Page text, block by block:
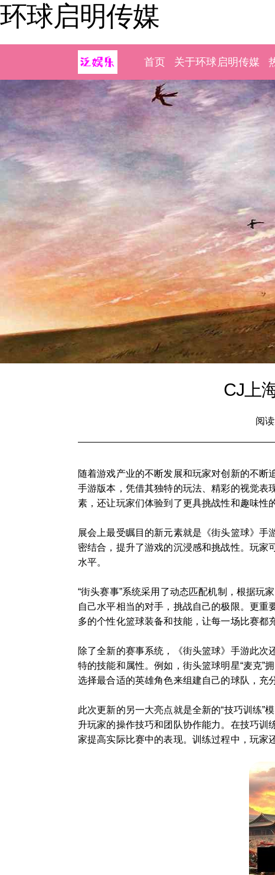
环球启明传媒
首页 关于环球启明传媒
CJ上
阅
随着游戏产业的不断发展和玩家对创新的不
手游版本，凭借其独特的玩法、精彩的视觉表
素，还让玩家们体验到了更具挑战性和趣味性
展会上最受瞩目的新元素就是《街头篮球》手
密结合，提升了游戏的沉浸感和挑战性。玩
水平。
“街头赛事”系统采用了动态匹配机制，根据玩
自己水平相当的对手，挑战自己的极限。更
多的个性化篮球装备和技能，让每一场比赛都
除了全新的赛事系统，《街头篮球》手游此次
特的技能和属性。例如，街头篮球明星“麦克”
选择最合适的英雄角色来组建自己的球队，充
此次更新的另一大亮点就是全新的“技巧训练”
升玩家的操作技巧和团队协作能力。在技巧
家提高实际比赛中的表现。训练过程中，玩家